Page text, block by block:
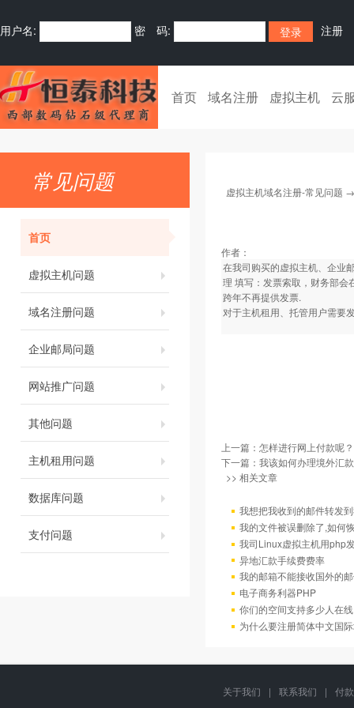
用户名: 密 码: 注册
首页 域名注册 虚拟主机 云
常见问题
首页
虚拟主机问题
域名注册问题
企业邮局问题
网站推广问题
其他问题
主机租用问题
数据库问题
支付问题
虚拟主机域名注册-常见问题
作者：
在我司购买的虚拟主机、企业
理 填写：发票索取，财务部会
跨年不再提供发票.
对于主机租用、托管用户需要
上一篇： 怎样进行网上付款呢？
下一篇： 我该如何办理境外汇
>> 相关文章
我想把我收到的邮件转发
我的文件被误删除了,如何
我司Linux虚拟主机用php
异地汇款手续费费率
我的邮箱不能接收国外的
电子商务利器PHP
你们的空间支持多少人在
为什么要注册简体中文国
关于我们 | 联系我们 |
付